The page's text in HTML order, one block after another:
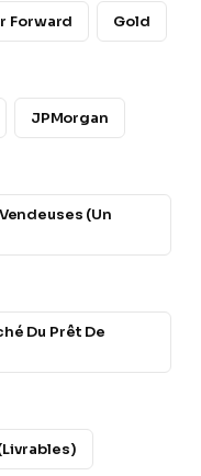
Forward Gold
JPMorgan
(un
Du Prêt De